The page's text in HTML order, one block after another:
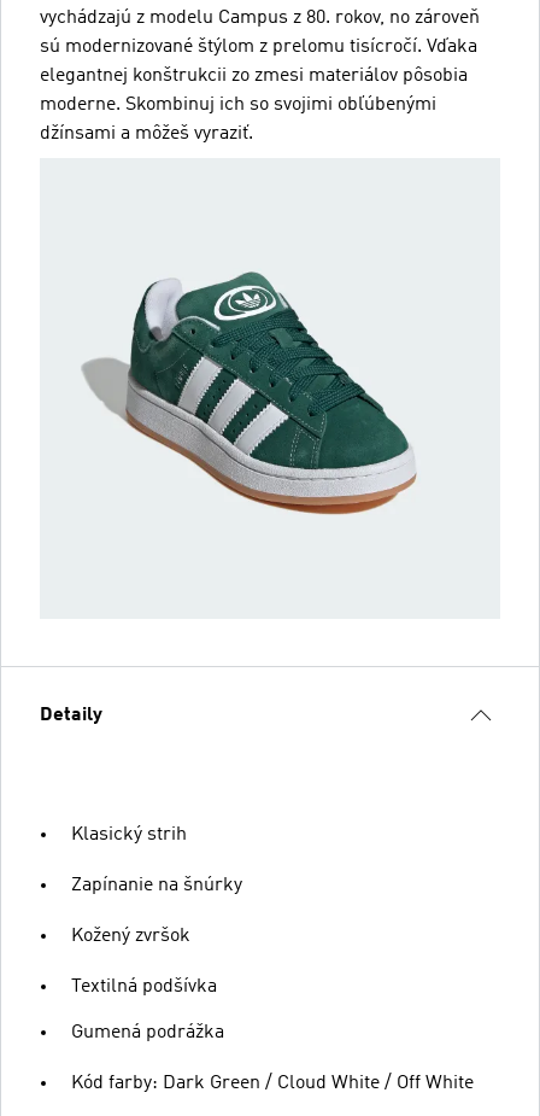
vychádzajú z modelu Campus z 80. rokov, no zároveň
sú modernizované štýlom z prelomu tisícročí. Vďaka
elegantnej konštrukcii zo zmesi materiálov pôsobia
moderne. Skombinuj ich so svojimi obľúbenými
džínsami a môžeš vyraziť.
Detaily
Klasický strih
Zapínanie na šnúrky
Kožený zvršok
Textilná podšívka
Gumená podrážka
Kód farby: Dark Green / Cloud White / Off White